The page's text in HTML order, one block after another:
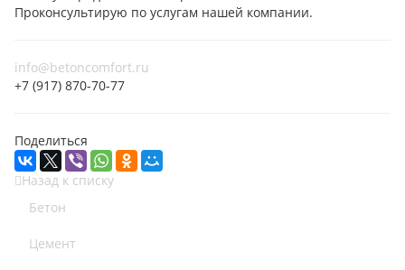
Проконсультирую по услугам нашей компании.
info@betoncomfort.ru
+7 (917) 870-70-77
Поделиться
Назад к списку
Бетон
Цемент